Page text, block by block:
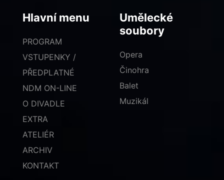
Hlavní menu
PROGRAM
VSTUPENKY /
PŘEDPLATNÉ
NDM ON-LINE
O DIVADLE
EXTRA
ATELIÉR
ARCHIV
KONTAKT
Umělecké
soubory
Opera
Činohra
Balet
Muzikál